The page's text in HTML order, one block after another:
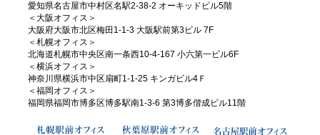
愛知県名古屋市中村区名駅2-38-2 オーキッドビル5階
＜大阪オフィス＞
大阪府大阪市北区梅田1-1-3 大阪駅前第3ビル 7F
＜札幌オフィス＞
北海道札幌市中央区南一条西10-4-167 小六第一ビル6F
＜横浜オフィス＞
神奈川県横浜市中区扇町1-1-25 キンガビル4Ｆ
＜福岡オフィス＞
福岡県福岡市博多区博多駅南1-3-6 第3博多偕成ビル11階